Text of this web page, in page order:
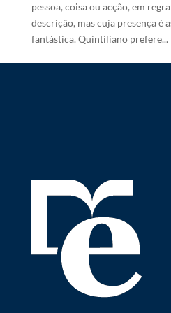
pessoa, coisa ou acção, em
descrição, mas cuja presença é
fantástica. Quintiliano prefere...